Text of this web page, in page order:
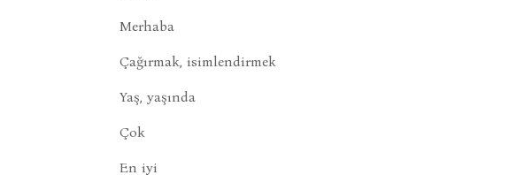
Merhaba
Çağırmak, isimlendirmek
Yaş, yaşında
Çok
En iyi